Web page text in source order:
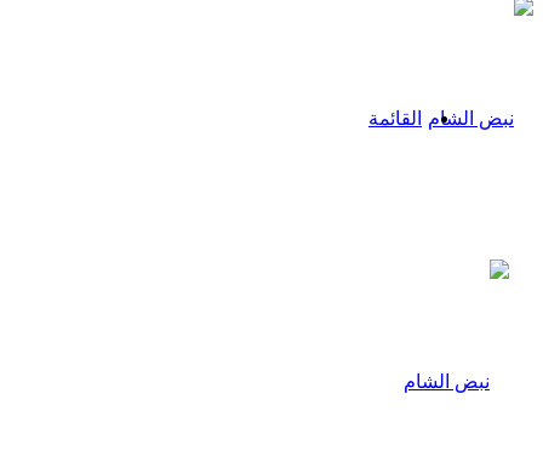
القائمة